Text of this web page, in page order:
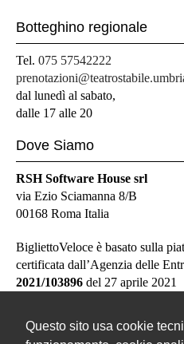
Questo sito usa cookie
Botteghino regionale
Tel. 075 57542222
dal lunedì al sabato,
dalle 17 alle 20
Dove Siamo
RSH Software House srl
via Ezio Sciamanna 8/B
00168 Roma Italia
BigliettoVeloce è basato sulla
certificata dall’Agenzia delle
2021/103896 del 27 aprile 2021